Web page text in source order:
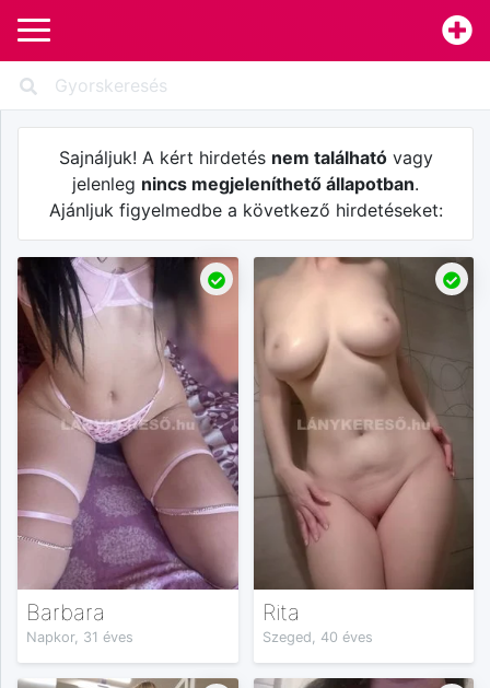
Sajnáljuk! A kért hirdetés nem találhatóvagy
jelenleg nincs megjeleníthető állapotban.
Ajánljuk figyelmedbe a következő hirdetéseket:
Barbara
Napkor, 31 éves
Rita
Szeged, 40 éves